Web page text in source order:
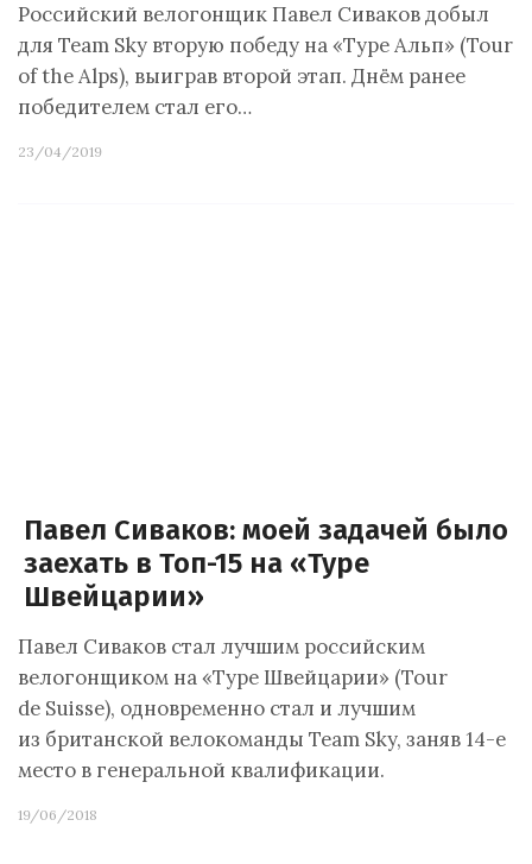
Российский велогонщик Павел Сиваков добыл
для Team Sky вторую победу на «Туре Альп» (Tour
of the Alps), выиграв второй этап. Днём ранее
победителем стал его…
23/04/2019
Павел Сиваков: моей задачей было
заехать в Топ-15 на «Туре
Швейцарии»
Павел Сиваков стал лучшим российским
велогонщиком на «Туре Швейцарии» (Tour
de Suisse), одновременно стал и лучшим
из британской велокоманды Team Sky, заняв 14-е
место в генеральной квалификации.
19/06/2018